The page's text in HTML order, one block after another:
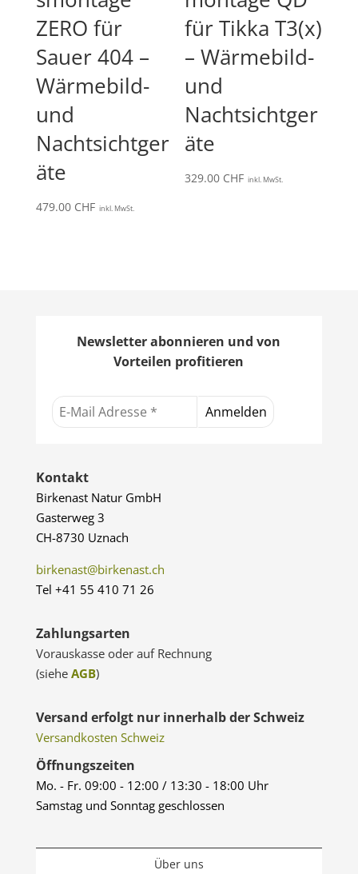
ZERO für
Sauer 404 –
Wärmebild-
und
Nachtsichtger
äte
479.00 CHF inkl. MwSt.
für Tikka T3(x)
– Wärmebild-
und
Nachtsichtger
äte
329.00 CHF inkl. MwSt.
Newsletter abonnieren und von
Vorteilen profitieren
Kontakt
Birkenast Natur GmbH
Gasterweg 3
CH-8730 Uznach
birkenast@birkenast.ch
Tel +41 55 410 71 26
Zahlungsarten
Vorauskasse oder auf Rechnung
(siehe AGB)
Versand erfolgt nur innerhalb der Schweiz
Versandkosten Schweiz
Öffnungszeiten
Mo. - Fr. 09:00 - 12:00 / 13:30 - 18:00 Uhr
Samstag und Sonntag geschlossen
Über uns